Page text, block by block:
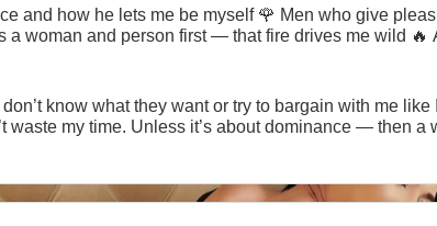
and how he lets me be myself 🌹 Men who give
a woman and person first — that fire drives me wild 🔥
know what they want or try to bargain with me like
waste my time. Unless it’s about dominance — then